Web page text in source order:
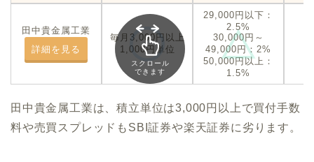
田中貴金属工業
詳細を見る
毎月3,000円以上
1,000円単位
29,000円以下：
2.5%
30,000円～
49,000円：2%
50,000円以上：
1.5%
スクロール
できます
田中貴金属工業は、積立単位は3,000円以上で買付手数
料や売買スプレッドもSBI証券や楽天証券に劣ります。
プロフィール